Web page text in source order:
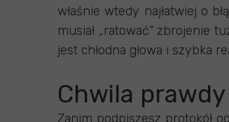
właśnie wtedy najłatwiej o
musiał „ratować” zbrojenie
jest chłodna głowa i szybka
Chwila
Zanim podpiszesz protokół